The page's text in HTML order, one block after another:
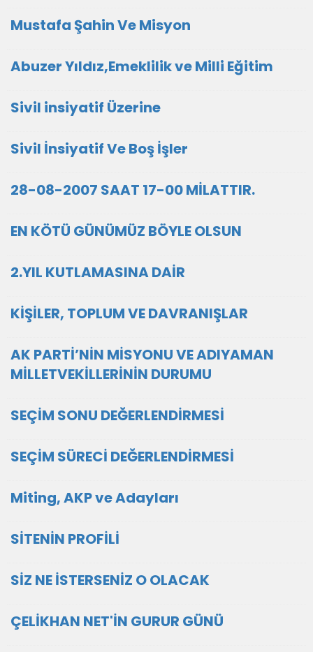
Mustafa Şahin Ve Misyon
Abuzer Yıldız,Emeklilik ve Milli Eğitim
Sivil insiyatif Üzerine
Sivil İnsiyatif Ve Boş İşler
28-08-2007 SAAT 17-00 MİLATTIR.
EN KÖTÜ GÜNÜMÜZ BÖYLE OLSUN
2.YIL KUTLAMASINA DAİR
KİŞİLER, TOPLUM VE DAVRANIŞLAR
AK PARTİ’NİN MİSYONU VE ADIYAMAN
MİLLETVEKİLLERİNİN DURUMU
SEÇİM SONU DEĞERLENDİRMESİ
SEÇİM SÜRECİ DEĞERLENDİRMESİ
Miting, AKP ve Adayları
SİTENİN PROFİLİ
SİZ NE İSTERSENİZ O OLACAK
ÇELİKHAN NET'İN GURUR GÜNÜ